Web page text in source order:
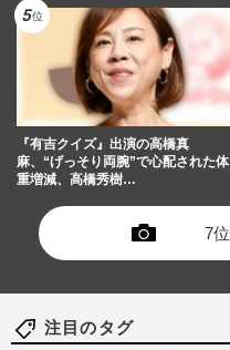
『有吉クイズ』出演の高橋真
麻、“げっそり両腕”で心配された体
重増減、高橋秀樹…
7
注目のタグ